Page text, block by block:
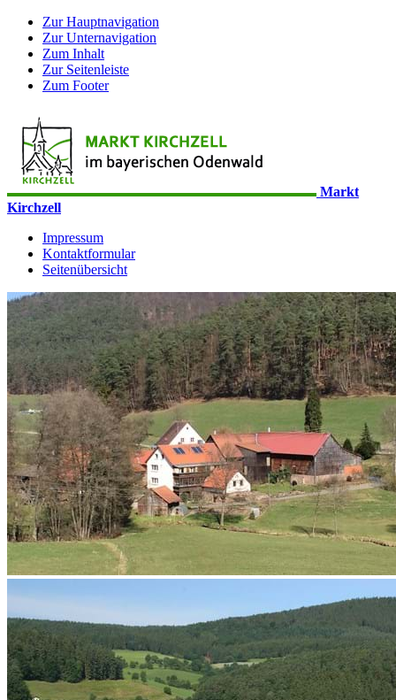
Zur Hauptnavigation
Zur Unternavigation
Zum Inhalt
Zur Seitenleiste
Zum Footer
Markt
Kirchzell
Impressum
Kontaktformular
Seitenübersicht